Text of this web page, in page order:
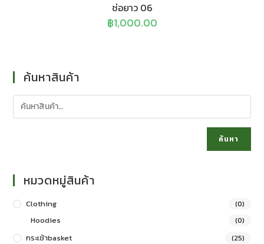
ช่อยาว 06
฿1,000.00
ค้นหาสินค้า
ค้นหา
หมวดหมู่สินค้า
Clothing (0)
Hoodies (0)
กระเช้าbasket (25)